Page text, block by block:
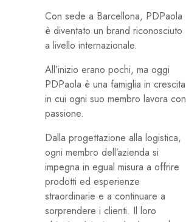
Con sede a Barcellona, ​​PDPaola
è diventato un brand riconosciuto
a livello internazionale.
All’inizio erano pochi, ma oggi
PDPaola è una famiglia in crescita
in cui ogni suo membro lavora con
passione.
Dalla progettazione alla logistica,
ogni membro dell’azienda si
impegna in egual misura a offrire
prodotti ed esperienze
straordinarie e a continuare a
sorprendere i clienti. Il loro